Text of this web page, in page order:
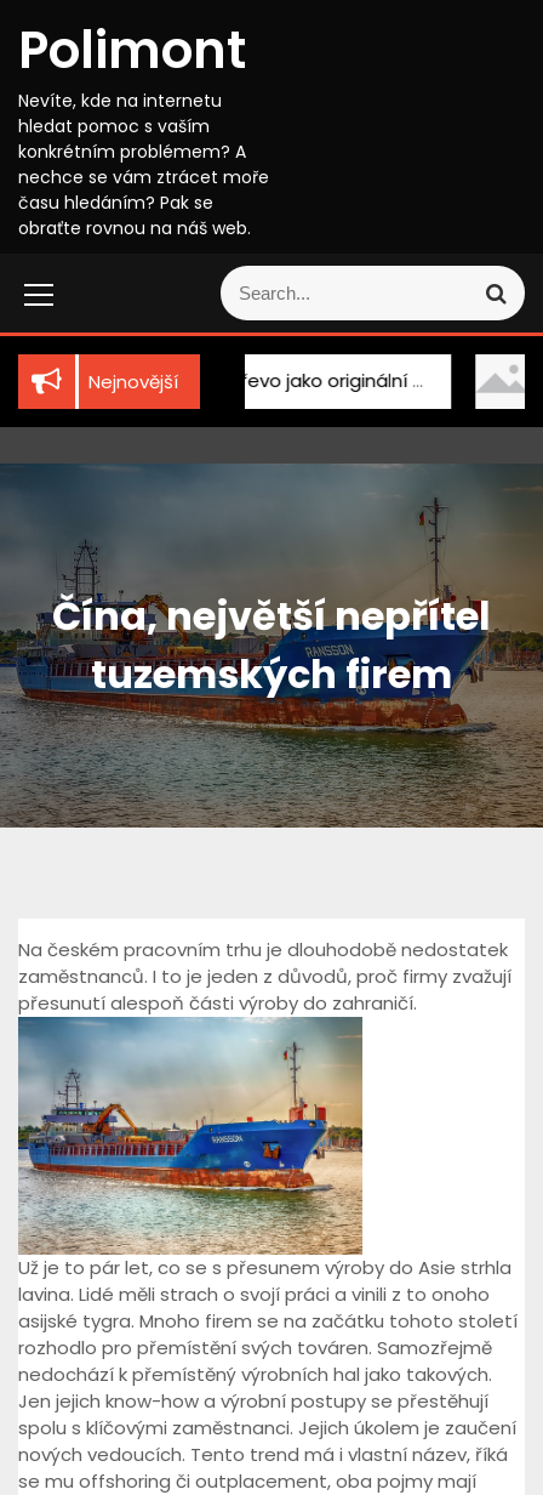
t
Polimont
Nevíte, kde na internetu
hledat pomoc s vaším
konkrétním problémem? A
nechce se vám ztrácet moře
času hledáním? Pak se
obraťte rovnou na náš web.
S
e
a
o
S
a
r
c
h
NejnovějšíDřevo jako originální doplněk
Čína, největší nepřítel
tuzemských firem
Na českém pracovním trhu je dlouhodobě nedostatek
zaměstnanců. I to je jeden z důvodů, proč firmy zvažují
přesunutí alespoň části výroby do zahraničí.
Už je to pár let, co se s přesunem výroby do Asie strhla
lavina. Lidé měli strach o svojí práci a vinili z to onoho
asijské tygra. Mnoho firem se na začátku tohoto století
rozhodlo pro přemístění svých továren. Samozřejmě
nedochází k přemístěný výrobních hal jako takových.
Jen jejich know-how a výrobní postupy se přestěhují
spolu s klíčovými zaměstnanci. Jejich úkolem je zaučení
nových vedoucích. Tento trend má i vlastní název, říká
se mu offshoring či outplacement, oba pojmy mají